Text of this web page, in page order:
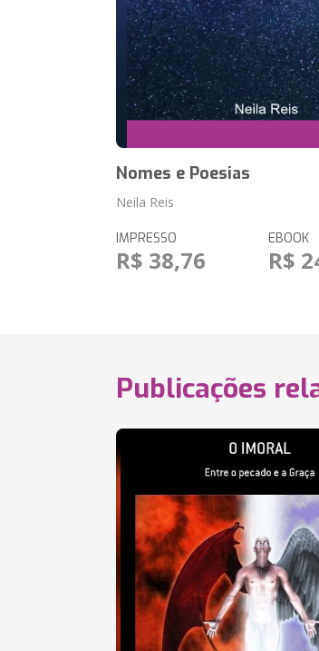
Nomes e Poesias
Neila Reis
IMPRESSO
R$ 38,76
EBOOK
R$
Publicações